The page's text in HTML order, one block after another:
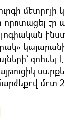
մետրոյի
որոտացել էր
զոհվել է
մոտ